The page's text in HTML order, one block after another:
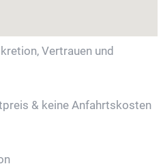
Vertrauen und
& keine Anfahrtskosten